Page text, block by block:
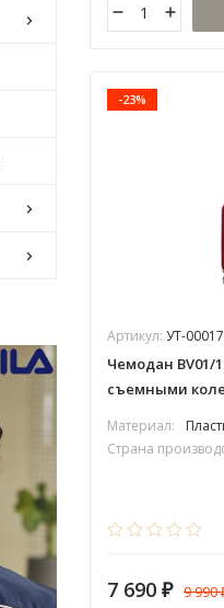
-23%
Артикул: УТ-
Чемодан BV01/
съемными
Материал:
Страна
7 690 ₽ 9 990